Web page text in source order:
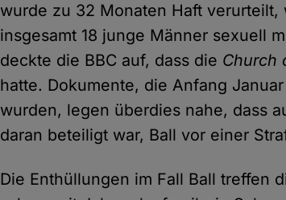
wurde zu 32 Monaten Haft verurteilt,
insgesamt 18 junge Männer sexuell
deckte die BBC auf, dass die Church
hatte. Dokumente, die Anfang
wurden, legen überdies nahe, dass
daran beteiligt war, Ball vor einer
Die Enthüllungen im Fall Ball treffen